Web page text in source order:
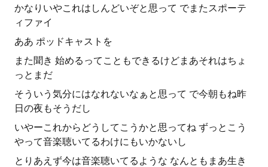
かなりいやこれはしんどいぞと思って でまたスポーテ
ィファイ
ああ ポッドキャストを
また聞き 始めるってこともできるけどまあそれはちょ
っとまだ
そういう気分にはなれないなぁと思って で今朝もね昨
日の夜もそうだし
いやーこれからどうしてこうかと思ってね ずっとこう
やって音楽聴いてるわけにもいかないし
とりあえず今は音楽聴いてるような なんともまあ生き